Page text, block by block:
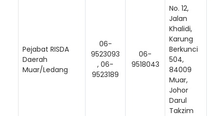
Pejabat RISDA
Daerah
Muar/Ledang
06-
9523093
, 06-
9523189
06-
9518043
No. 12,
Jalan
Khalidi,
Karung
Berkunci
504,
84009
Muar,
Johor
Darul
Takzim